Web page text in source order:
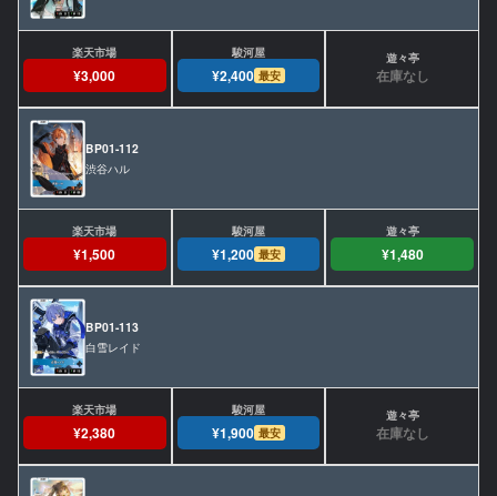
¥3,000 ¥2,400 最安 在庫なし
BP01-112
渋谷ハル
¥1,500 ¥1,200 最安 ¥1,480
BP01-113
白雪レイド
¥2,380 ¥1,900 最安 在庫なし